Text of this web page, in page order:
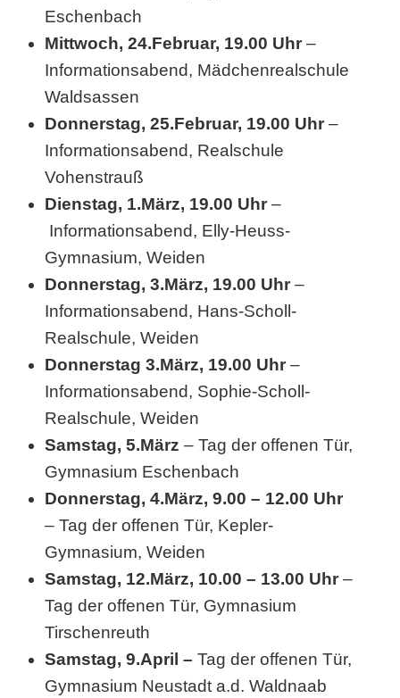
Eschenbach
Mittwoch, 24.Februar, 19.00 Uhr –
Informationsabend, Mädchenrealschule
Waldsassen
Donnerstag, 25.Februar, 19.00 Uhr –
Informationsabend, Realschule
Vohenstrauß
Dienstag, 1.März, 19.00 Uhr –
Informationsabend, Elly-Heuss-
Gymnasium, Weiden
Donnerstag, 3.März, 19.00 Uhr –
Informationsabend, Hans-Scholl-
Realschule, Weiden
Donnerstag 3.März, 19.00 Uhr –
Informationsabend, Sophie-Scholl-
Realschule, Weiden
Samstag, 5.März – Tag der offenen Tür,
Gymnasium Eschenbach
Donnerstag, 4.März, 9.00 – 12.00 Uhr
– Tag der offenen Tür, Kepler-
Gymnasium, Weiden
Samstag, 12.März, 10.00 – 13.00 Uhr –
Tag der offenen Tür, Gymnasium
Tirschenreuth
Samstag, 9.April – Tag der offenen Tür,
Gymnasium Neustadt a.d. Waldnaab